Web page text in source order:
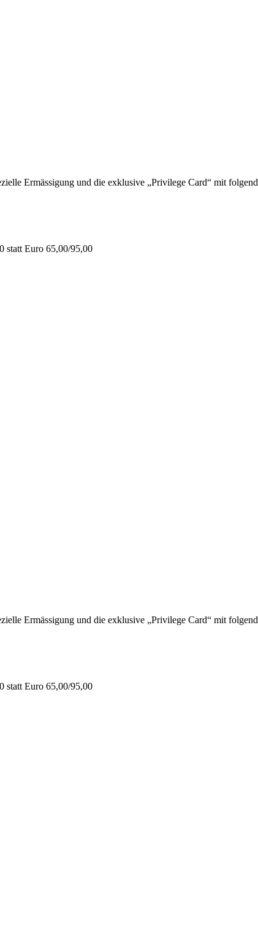
Ermässigung und die exklusive „Privilege Card“ mit
statt Euro 65,00/95,00
Ermässigung und die exklusive „Privilege Card“ mit
statt Euro 65,00/95,00